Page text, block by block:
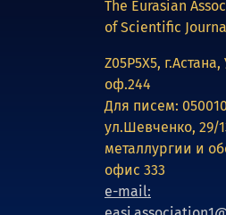
The Eurasian
of Scientific
Z05P5X5,
оф.244
Для писем:
ул.Шевченко, 29/
металлургии и
офис 333
e-mail: